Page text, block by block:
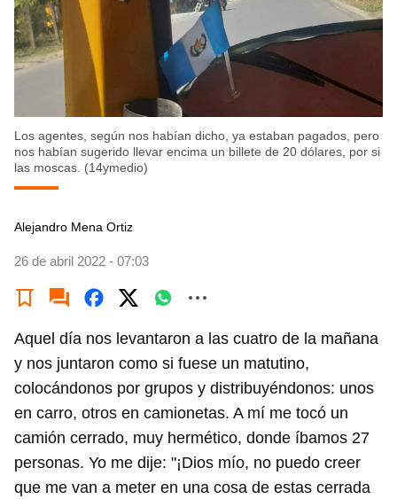
Los agentes, según nos habían dicho, ya estaban pagados, pero
nos habían sugerido llevar encima un billete de 20 dólares, por si
las moscas. (14ymedio)
Alejandro Mena Ortiz
26 de abril 2022 - 07:03
Aquel día nos levantaron a las cuatro de la mañana
y nos juntaron como si fuese un matutino,
colocándonos por grupos y distribuyéndonos: unos
en carro, otros en camionetas. A mí me tocó un
camión cerrado, muy hermético, donde íbamos 27
personas. Yo me dije: "¡Dios mío, no puedo creer
que me van a meter en una cosa de estas cerrada